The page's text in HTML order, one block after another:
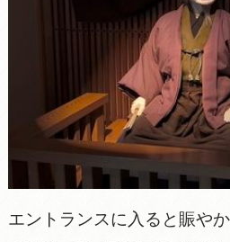
エントランスに入ると賑や